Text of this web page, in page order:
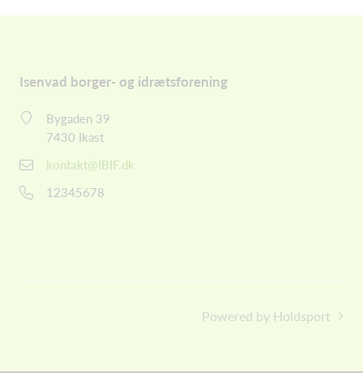
Isenvad borger- og idrætsforening
Bygaden 39
7430 Ikast
kontakt@IBIF.dk
12345678
Powered by Holdsport